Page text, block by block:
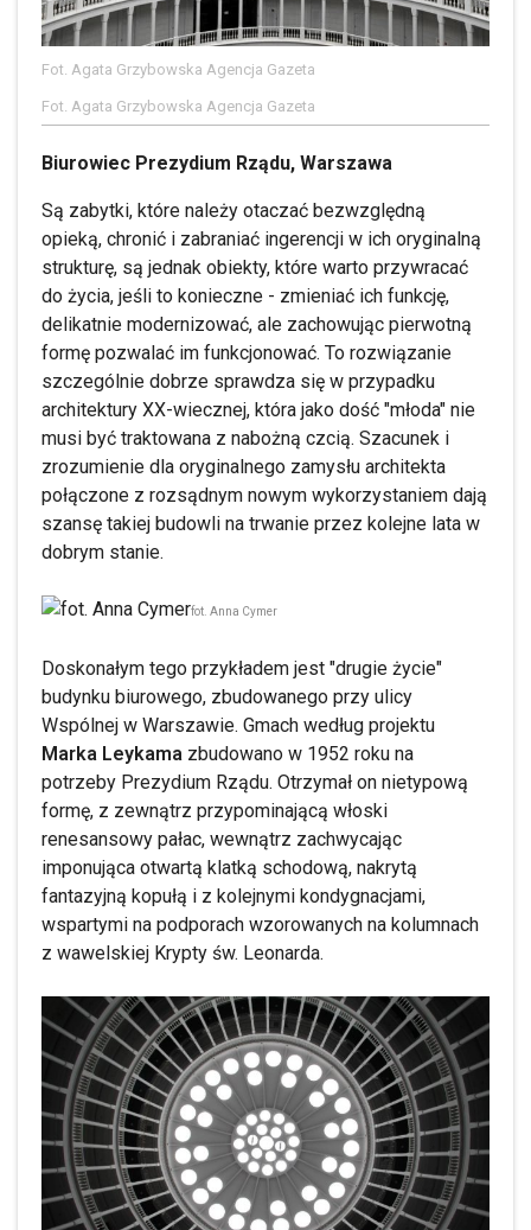
Fot. Agata Grzybowska Agencja Gazeta
Fot. Agata Grzybowska Agencja Gazeta
Biurowiec Prezydium Rządu, Warszawa
Są zabytki, które należy otaczać bezwzględną
opieką, chronić i zabraniać ingerencji w ich oryginalną
strukturę, są jednak obiekty, które warto przywracać
do życia, jeśli to konieczne - zmieniać ich funkcję,
delikatnie modernizować, ale zachowując pierwotną
formę pozwalać im funkcjonować. To rozwiązanie
szczególnie dobrze sprawdza się w przypadku
architektury XX-wiecznej, która jako dość "młoda" nie
musi być traktowana z nabożną czcią. Szacunek i
zrozumienie dla oryginalnego zamysłu architekta
połączone z rozsądnym nowym wykorzystaniem dają
szansę takiej budowli na trwanie przez kolejne lata w
dobrym stanie.
fot. Anna Cymer
Doskonałym tego przykładem jest "drugie życie"
budynku biurowego, zbudowanego przy ulicy
Wspólnej w Warszawie. Gmach według projektu
Marka Leykama zbudowano w 1952 roku na
potrzeby Prezydium Rządu. Otrzymał on nietypową
formę, z zewnątrz przypominającą włoski
renesansowy pałac, wewnątrz zachwycając
imponująca otwartą klatką schodową, nakrytą
fantazyjną kopułą i z kolejnymi kondygnacjami,
wspartymi na podporach wzorowanych na kolumnach
z wawelskiej Krypty św. Leonarda.